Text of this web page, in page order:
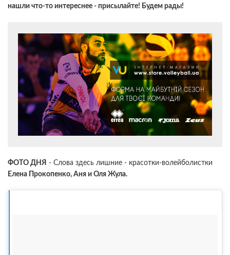
нашли что-то интереснее - присылайте! Будем рады!
ФОТО ДНЯ - Слова здесь лишние - красотки-волейболистки
Елена Прокопенко, Аня и Оля Жула.